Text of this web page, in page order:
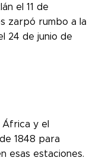
el 11 de
zarpó rumbo a la
24 de junio de
África y el
1848 para
esas estaciones.